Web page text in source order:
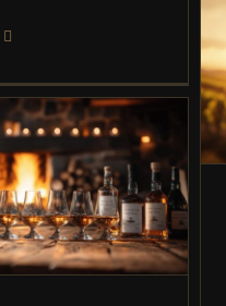
l’eau de
faconne le
unique du
tourbe